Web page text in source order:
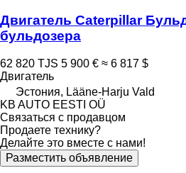
Двигатель Caterpillar
бульдозера
62 820 TJS 5 900 € ≈ 6 817 $
Двигатель
Эстония, Lääne-Harju Vald
KB AUTO EESTI OÜ
Связаться с продавцом
Продаете технику?
Делайте это вместе с нами!
Разместить объявление